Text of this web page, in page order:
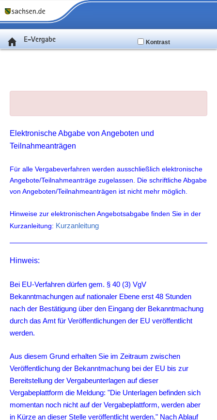
E-Vergabe Kontrast
Elektronische Abgabe von Angeboten und
Teilnahmeanträgen
Für alle Vergabeverfahren werden ausschließlich elektronische
Angebote/Teilnahmeanträge zugelassen. Die schriftliche Abgabe
von Angeboten/Teilnahmeanträgen ist nicht mehr möglich.
Hinweise zur elektronischen Angebotsabgabe finden Sie in der
Kurzanleitung: Kurzanleitung
Hinweis:
Bei EU-Verfahren dürfen gem. § 40 (3) VgV
Bekanntmachungen auf nationaler Ebene erst 48 Stunden
nach der Bestätigung über den Eingang der Bekanntmachung
durch das Amt für Veröffentlichungen der EU veröffentlicht
werden.
Aus diesem Grund erhalten Sie im Zeitraum zwischen
Veröffentlichung der Bekanntmachung bei der EU bis zur
Bereitstellung der Vergabeunterlagen auf dieser
Vergabeplattform die Meldung: "Die Unterlagen befinden sich
momentan noch nicht auf der Vergabeplattform, werden aber
in Kürze an dieser Stelle veröffentlicht werden." Nach Ablauf